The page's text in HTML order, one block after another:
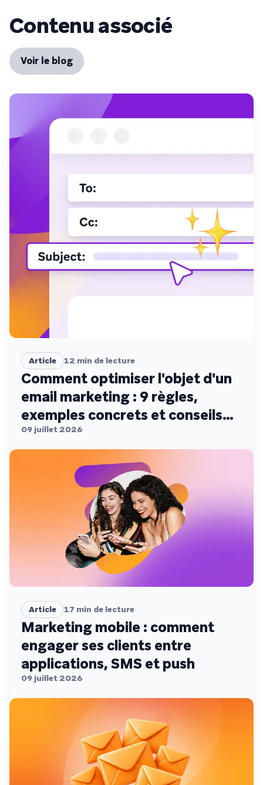
Contenu associé
Voir le blog
Article 12 min de lecture
Comment optimiser l'objet d'un
email marketing : 9 règles,
exemples concrets et conseils
de conformité
09 juillet 2026
Article 17 min de lecture
Marketing mobile : comment
engager ses clients entre
applications, SMS et push
09 juillet 2026